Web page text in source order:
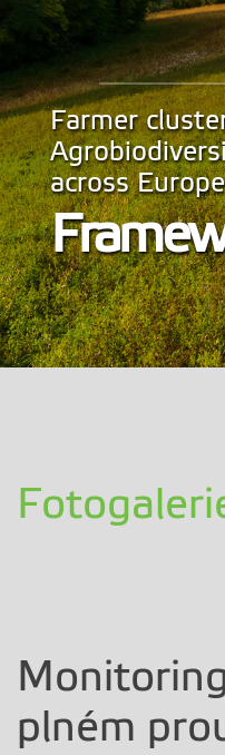
Farmer
across Europe
plném